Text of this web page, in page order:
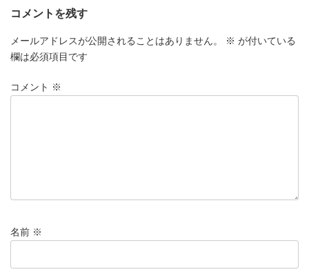
コメントを残す
メールアドレスが公開されることはありません。 ※ が付いている
欄は必須項目です
コメント ※
名前 ※